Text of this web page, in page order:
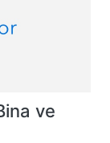
ve